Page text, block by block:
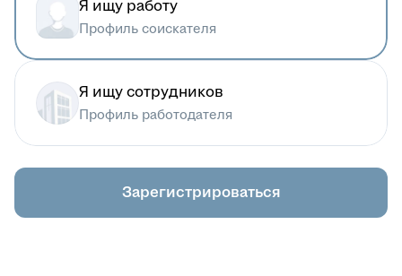
Я ищу работу
Профиль соискателя
Я ищу сотрудников
Профиль работодателя
Зарегистрироваться